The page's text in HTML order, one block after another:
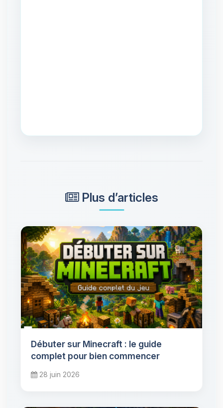
Plus d’articles
Débuter sur Minecraft : le guide
complet pour bien commencer
28 juin 2026